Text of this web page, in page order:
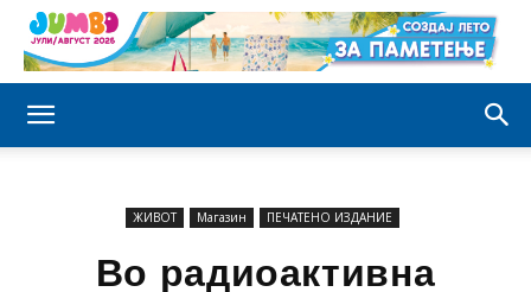
ЖИВОТ Магазин ПЕЧАТЕНО ИЗДАНИЕ
Во радиоактивна